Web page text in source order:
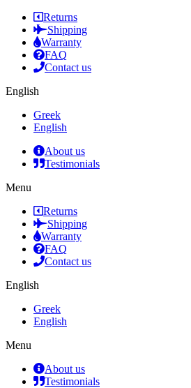
Returns
Shipping
Warranty
FAQ
Contact us
English
Greek
English
About us
Testimonials
Menu
Returns
Shipping
Warranty
FAQ
Contact us
English
Greek
English
Menu
About us
Testimonials